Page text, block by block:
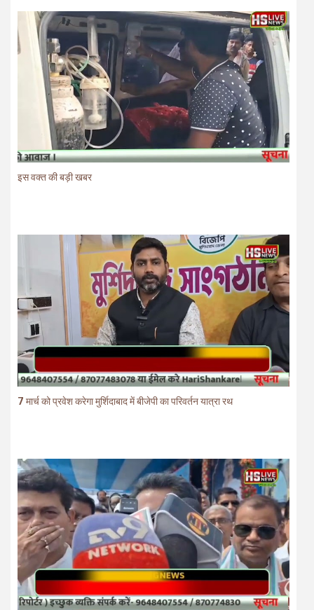
इस वक्त की बड़ी खबर
7 मार्च को प्रवेश करेगा मुर्शिदाबाद में बीजेपी का परिवर्तन यात्रा रथ